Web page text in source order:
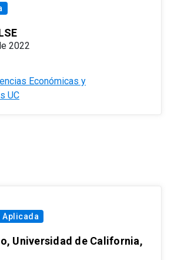
2022
Económicas y
UC
Universidad de California,